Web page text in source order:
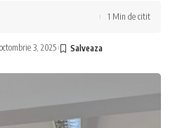
3, 2025
1 Min de citit